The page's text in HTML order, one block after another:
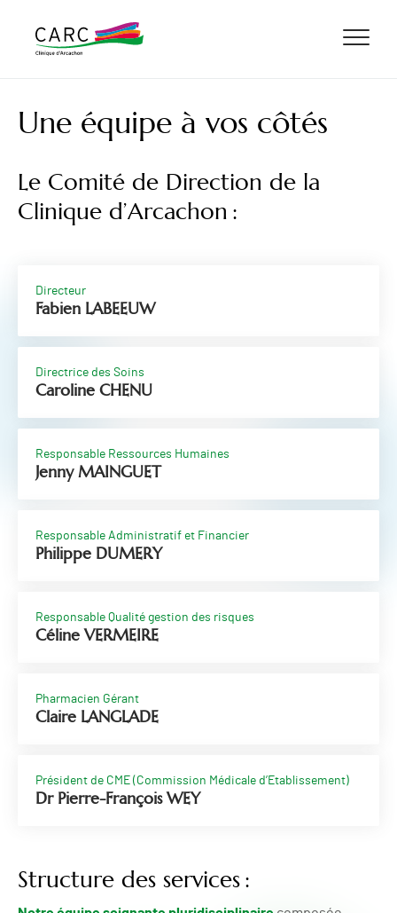
Une équipe à vos côtés
Le Comité de Direction de la
Clinique d’Arcachon :
Directeur
Fabien LABEEUW
Directrice des Soins
Caroline CHENU
Responsable Ressources Humaines
Jenny MAINGUET
Responsable Administratif et Financier
Philippe DUMERY
Responsable Qualité gestion des risques
Céline VERMEIRE
Pharmacien Gérant
Claire LANGLADE
Président de CME (Commission Médicale d’Etablissement)
Dr Pierre-François WEY
Structure des services :